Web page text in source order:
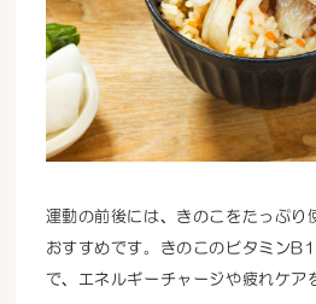
運動の前後には、きのこをたっぷり
おすすめです。きのこのビタミン
で、エネルギーチャージや疲れケア